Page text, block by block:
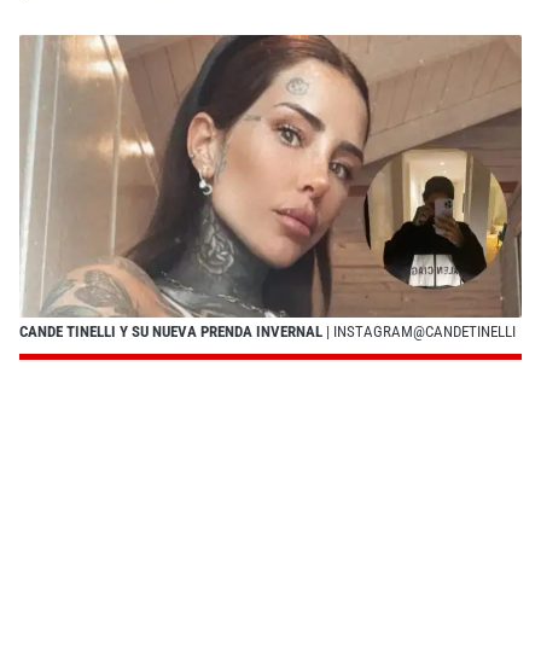
CANDE TINELLI Y SU NUEVA PRENDA INVERNAL | INSTAGRAM@CANDETINELLI